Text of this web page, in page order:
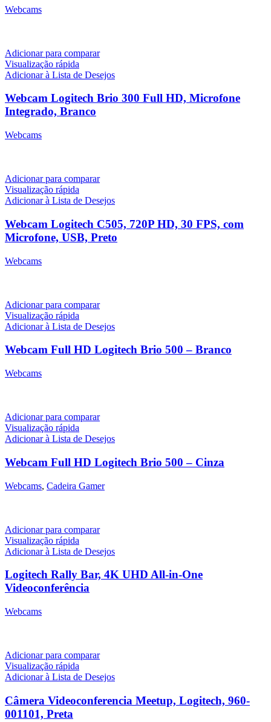
Webcams
Adicionar para comparar
Visualização rápida
Adicionar à Lista de Desejos
Webcam Logitech Brio 300 Full HD, Microfone
Integrado, Branco
Webcams
Adicionar para comparar
Visualização rápida
Adicionar à Lista de Desejos
Webcam Logitech C505, 720P HD, 30 FPS, com
Microfone, USB, Preto
Webcams
Adicionar para comparar
Visualização rápida
Adicionar à Lista de Desejos
Webcam Full HD Logitech Brio 500 – Branco
Webcams
Adicionar para comparar
Visualização rápida
Adicionar à Lista de Desejos
Webcam Full HD Logitech Brio 500 – Cinza
Webcams, Cadeira Gamer
Adicionar para comparar
Visualização rápida
Adicionar à Lista de Desejos
Logitech Rally Bar, 4K UHD All-in-One
Videoconferência
Webcams
Adicionar para comparar
Visualização rápida
Adicionar à Lista de Desejos
Câmera Videoconferencia Meetup, Logitech, 960-
001101, Preta